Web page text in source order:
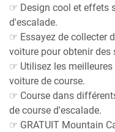
☞ Design cool et effets
d'escalade.
☞ Essayez de collecter
voiture pour obtenir des
☞ Utilisez les
voiture de course.
☞ Course dans
de course d'escalade.
☞ GRATUIT Mountain